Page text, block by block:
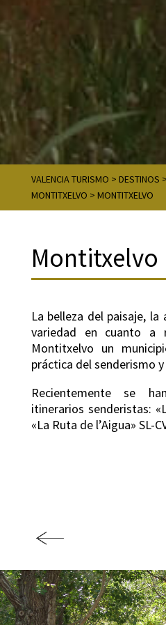
VALENCIA TURISMO > DESTINOS >
MONTITXELVO > MONTITXELVO
Montitxelvo
La belleza del paisaje,
variedad en cuanto a
Montitxelvo un
práctica del senderismo
Recientemente se
itinerarios senderistas:
«La Ruta de l’Aigua» SL-